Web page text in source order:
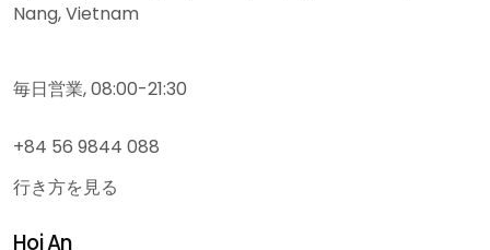
Nang, Vietnam
毎日営業, 08:00-21:30
+84 56 9844 088
行き方を見る
Hoi An